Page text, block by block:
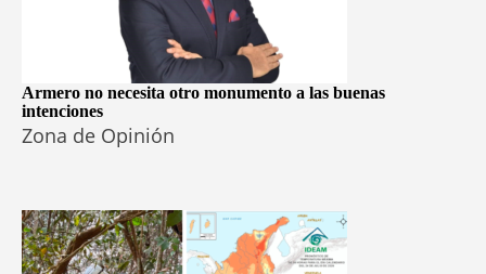
Armero no necesita otro monumento a las buenas
intenciones
Zona de Opinión